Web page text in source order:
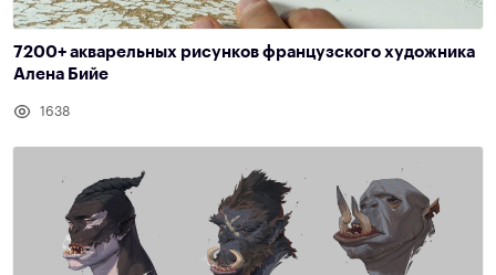
7200+ акварельных рисунков французского художника
Алена Бийе
1638